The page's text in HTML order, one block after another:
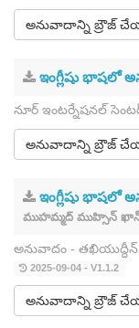
అనువాదాన్ని బ్రౌజ్
ఇంగ్లీషు భాషలో
నూర్ ఇంటర్నేషనల్
అనువాదాన్ని బ్రౌజ్
ఇంగ్లీషు భాషలో
ముహమ్మద్ ముహ్సిన్
అనువాదం -
2025-09-04 - V1.1.2
అనువాదాన్ని బ్రౌజ్